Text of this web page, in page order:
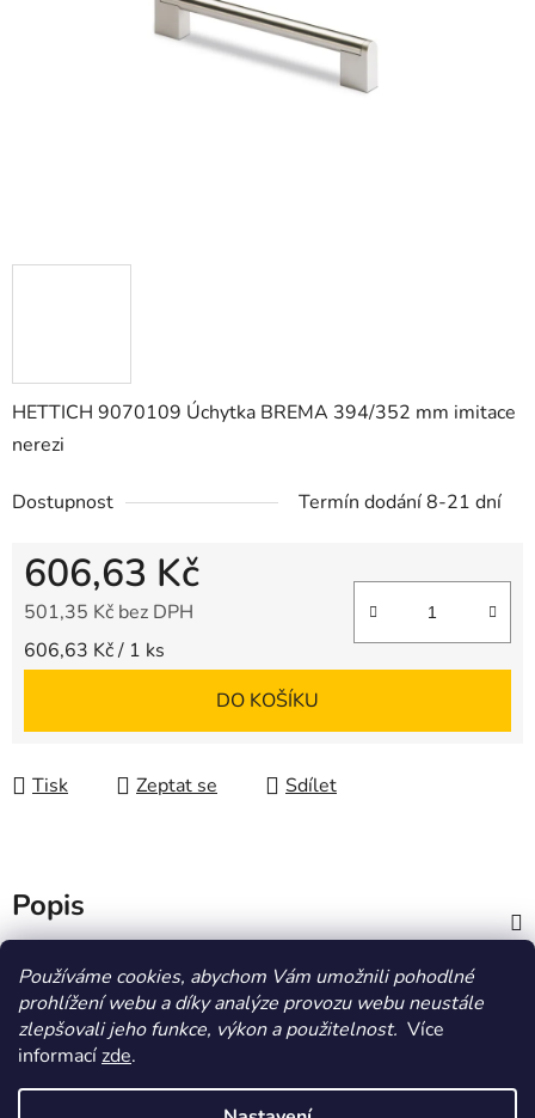
Používáme cookies, abychom Vám umožnili pohodlné
prohlížení webu a díky analýze provozu webu neustále
zlepšovali jeho funkce, výkon a použitelnost. Více
informacízde.
HETTICH 9070109 Úchytka BREMA 394/352 mm imitace
nerezi
Dostupnost Termín dodání 8-21 dní
606,63 Kč
501,35 Kč bez DPH
Měrná cena:
606,63 Kč / 1 ks
DO KOŠÍKU
Tisk Zeptat se Sdílet
Popis
Diskuze
HOMOLA-shop.cz ZDE NAJDETE VÝDEJNÍ MÍSTO